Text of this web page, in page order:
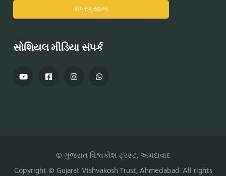
સોશિયલ મીડિયા સંપર્ક
© ગુજરાત વિશ્વકોશ ટ્રસ્ટ, અમદાવાદ
Copyright © Gujarat Vishvakosh Trust, Ahmedabad. All rights